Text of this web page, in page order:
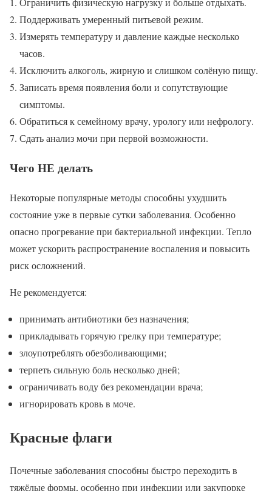
Поддерживать умеренный питьевой режим.
Измерять температуру и давление каждые несколько
часов.
Исключить алкоголь, жирную и слишком солёную пищу.
Записать время появления боли и сопутствующие
симптомы.
Обратиться к семейному врачу, урологу или нефрологу.
Сдать анализ мочи при первой возможности.
Чего НЕ делать
Некоторые популярные методы способны ухудшить
состояние уже в первые сутки заболевания. Особенно
опасно прогревание при бактериальной инфекции. Тепло
может ускорить распространение воспаления и повысить
риск осложнений.
Не рекомендуется:
принимать антибиотики без назначения;
прикладывать горячую грелку при температуре;
злоупотреблять обезболивающими;
терпеть сильную боль несколько дней;
ограничивать воду без рекомендации врача;
игнорировать кровь в моче.
Красные флаги
Почечные заболевания способны быстро переходить в
тяжёлые формы, особенно при инфекции или закупорке